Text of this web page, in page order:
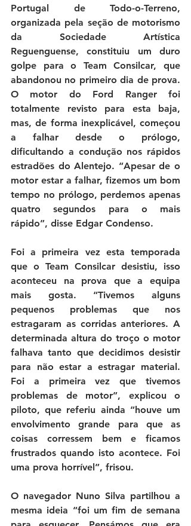
Portugal de Todo-o-Terreno,
organizada pela seção de motorismo
da Sociedade Artística
Reguenguense, constituiu um duro
golpe para o Team Consilcar, que
abandonou no primeiro dia de prova.
O motor do Ford Ranger foi
totalmente revisto para esta baja,
mas, de forma inexplicável, começou
a falhar desde o prólogo,
dificultando a condução nos rápidos
estradões do Alentejo. “Apesar de o
motor estar a falhar, fizemos um bom
tempo no prólogo, perdemos apenas
quatro segundos para o mais
rápido”, disse Edgar Condenso.
Foi a primeira vez esta temporada
que o Team Consilcar desistiu, isso
aconteceu na prova que a equipa
mais gosta. “Tivemos alguns
pequenos problemas que nos
estragaram as corridas anteriores. A
determinada altura do troço o motor
falhava tanto que decidimos desistir
para não estar a estragar material.
Foi a primeira vez que tivemos
problemas de motor”, explicou o
piloto, que referiu ainda “houve um
envolvimento grande para que as
coisas corressem bem e ficamos
frustrados quando isto acontece. Foi
uma prova horrível”, frisou.
O navegador Nuno Silva partilhou a
mesma ideia “foi um fim de semana